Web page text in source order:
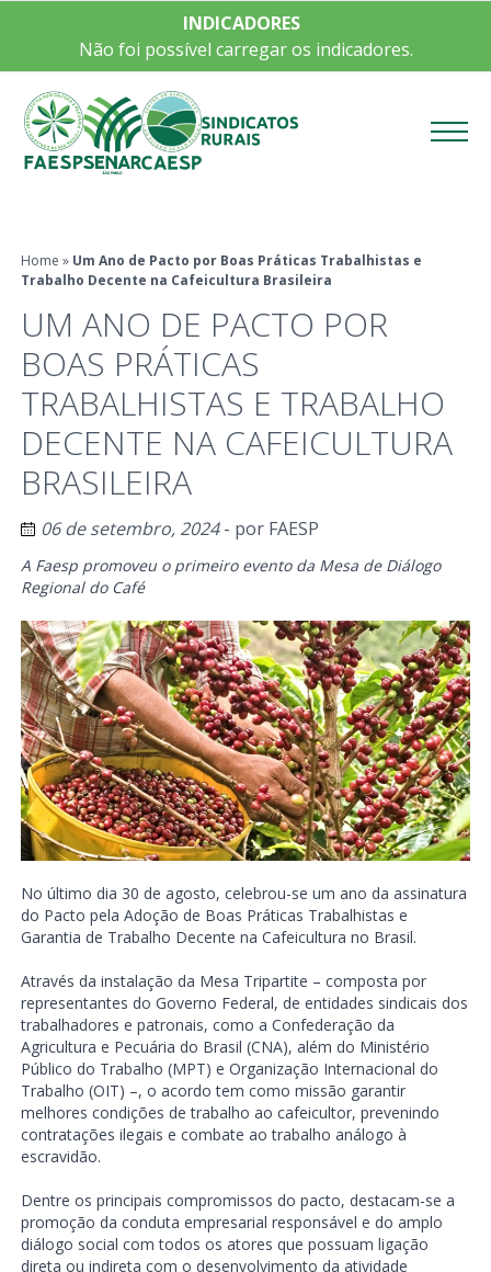
INDICADORES
Não foi possível carregar os indicadores.
Home » Um Ano de Pacto por Boas Práticas Trabalhistas e
Trabalho Decente na Cafeicultura Brasileira
UM ANO DE PACTO POR
BOAS PRÁTICAS
TRABALHISTAS E TRABALHO
DECENTE NA CAFEICULTURA
BRASILEIRA
06 de setembro, 2024- por FAESP
A Faesp promoveu o primeiro evento da Mesa de Diálogo
Regional do Café
No último dia 30 de agosto, celebrou-se um ano da assinatura
do Pacto pela Adoção de Boas Práticas Trabalhistas e
Garantia de Trabalho Decente na Cafeicultura no Brasil.
Através da instalação da Mesa Tripartite – composta por
representantes do Governo Federal, de entidades sindicais dos
trabalhadores e patronais, como a Confederação da
Agricultura e Pecuária do Brasil (CNA), além do Ministério
Público do Trabalho (MPT) e Organização Internacional do
Trabalho (OIT) –, o acordo tem como missão garantir
melhores condições de trabalho ao cafeicultor, prevenindo
contratações ilegais e combate ao trabalho análogo à
escravidão.
Dentre os principais compromissos do pacto, destacam-se a
promoção da conduta empresarial responsável e do amplo
diálogo social com todos os atores que possuam ligação
direta ou indireta com o desenvolvimento da atividade